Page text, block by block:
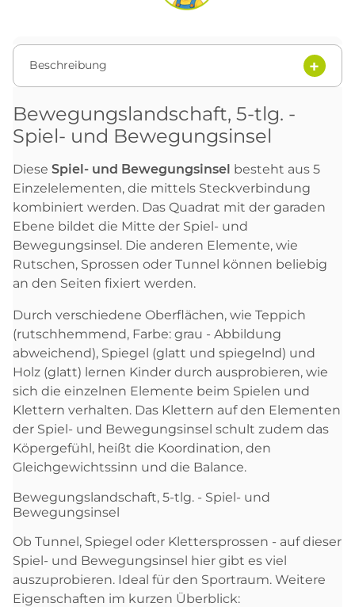
Beschreibung
Bewegungslandschaft, 5-tlg. -
Spiel- und Bewegungsinsel
Diese Spiel- und Bewegungsinsel besteht aus 5
Einzelelementen, die mittels Steckverbindung
kombiniert werden. Das Quadrat mit der garaden
Ebene bildet die Mitte der Spiel- und
Bewegungsinsel. Die anderen Elemente, wie
Rutschen, Sprossen oder Tunnel können beliebig
an den Seiten fixiert werden.
Durch verschiedene Oberflächen, wie Teppich
(rutschhemmend, Farbe: grau - Abbildung
abweichend), Spiegel (glatt und spiegelnd) und
Holz (glatt) lernen Kinder durch ausprobieren, wie
sich die einzelnen Elemente beim Spielen und
Klettern verhalten. Das Klettern auf den Elementen
der Spiel- und Bewegungsinsel schult zudem das
Köpergefühl, heißt die Koordination, den
Gleichgewichtssinn und die Balance.
Bewegungslandschaft, 5-tlg. - Spiel- und
Bewegungsinsel
Ob Tunnel, Spiegel oder Klettersprossen - auf dieser
Spiel- und Bewegungsinsel hier gibt es viel
auszuprobieren. Ideal für den Sportraum. Weitere
Eigenschaften im kurzen Überblick: